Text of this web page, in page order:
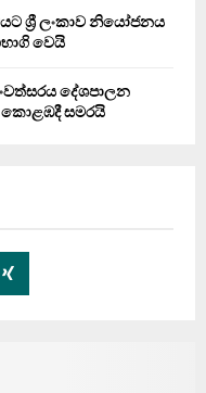
ශ්‍රී ලංකාව නියෝජනය
වෙයි
දේශපාලන
සමරයි